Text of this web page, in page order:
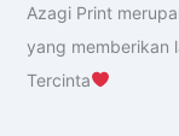
Azagi Print
yang memberikan
Tercinta